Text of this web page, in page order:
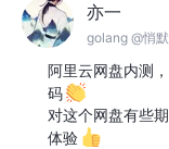
亦一
golang @悄
阿里云网盘内测
码
对这个网盘有些
体验